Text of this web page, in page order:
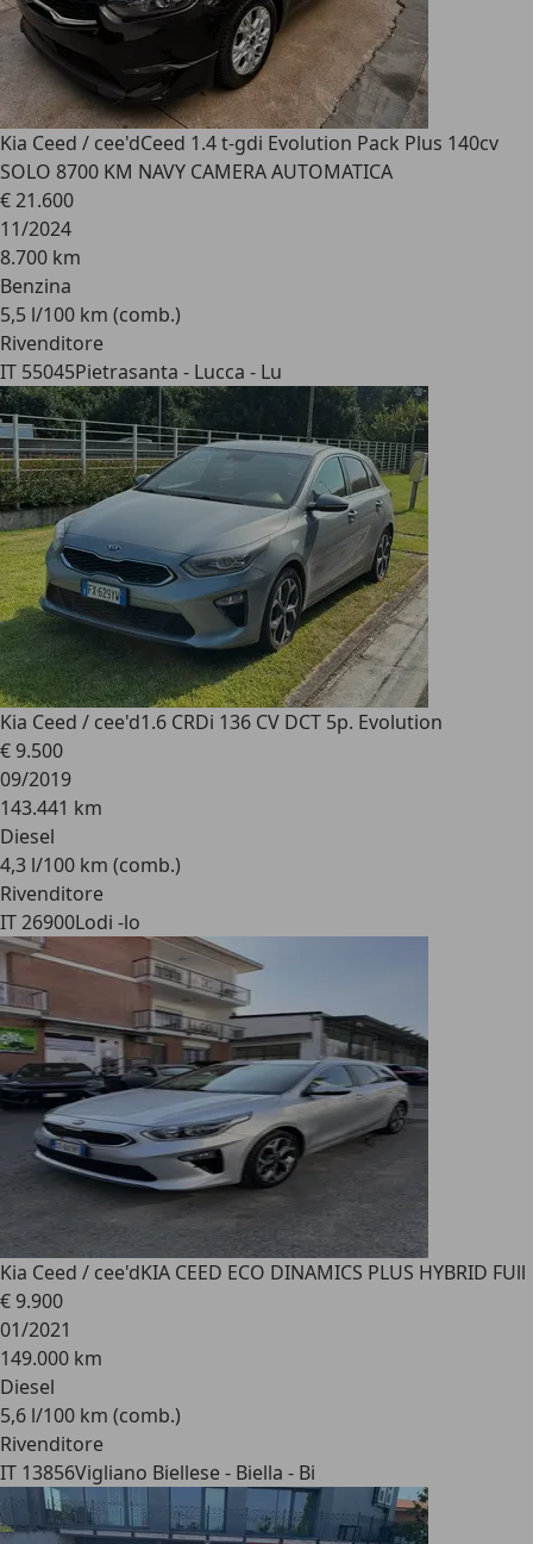
Kia Ceed / cee'dCeed 1.4 t-gdi Evolution Pack Plus 140cv
SOLO 8700 KM NAVY CAMERA AUTOMATICA
€ 21.600
11/2024
8.700 km
Benzina
5,5 l/100 km (comb.)
Rivenditore
IT 55045Pietrasanta - Lucca - Lu
Kia Ceed / cee'd1.6 CRDi 136 CV DCT 5p. Evolution
€ 9.500
09/2019
143.441 km
Diesel
4,3 l/100 km (comb.)
Rivenditore
IT 26900Lodi -lo
Kia Ceed / cee'dKIA CEED ECO DINAMICS PLUS HYBRID FUll
€ 9.900
01/2021
149.000 km
Diesel
5,6 l/100 km (comb.)
Rivenditore
IT 13856Vigliano Biellese - Biella - Bi